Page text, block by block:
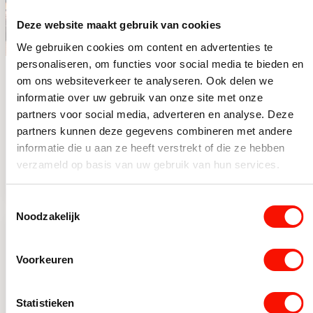
Deze website maakt gebruik van cookies
We gebruiken cookies om content en advertenties te
personaliseren, om functies voor social media te bieden en
om ons websiteverkeer te analyseren. Ook delen we
informatie over uw gebruik van onze site met onze
partners voor social media, adverteren en analyse. Deze
partners kunnen deze gegevens combineren met andere
informatie die u aan ze heeft verstrekt of die ze hebben
verzameld op basis van uw gebruik van hun services.
Noodzakelijk
Voorkeuren
Statistieken
Chique 4-lichts
plafondlamp zwart
met smoke glas
vierkant
Op voorraad
99,99
Oorspronkelijke prijs was: 99,99.
79,99
Huidige prijs is: 79,99.
Chique 4-lichts plafondlamp zwart met smoke glas
Chique 8-lichts
hanglamp zwart
met goud
Beperkt op voorraad
439,95
Oorspronkelijke prijs was:
Huidige prijs is: 299,95.
Chique 8-lichts hanglamp
-38%